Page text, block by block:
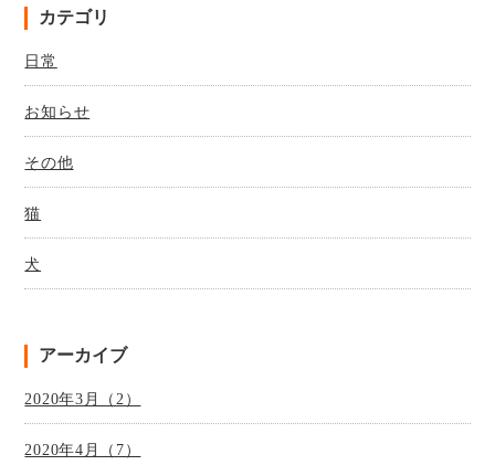
カテゴリ
日常
お知らせ
その他
猫
犬
アーカイブ
2020年3月（2）
2020年4月（7）